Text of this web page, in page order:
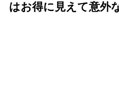
はお得に見えて意外